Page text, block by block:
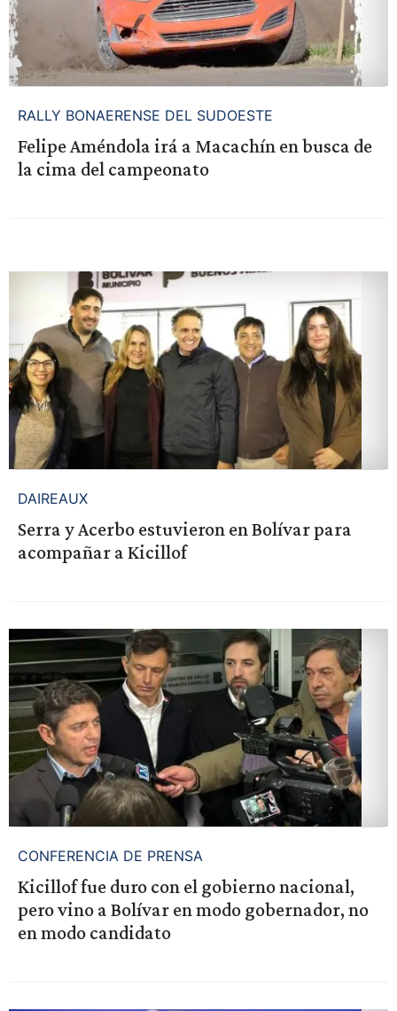
RALLY BONAERENSE DEL SUDOESTE
Felipe Améndola irá a Macachín en busca de
la cima del campeonato
DAIREAUX
Serra y Acerbo estuvieron en Bolívar para
acompañar a Kicillof
CONFERENCIA DE PRENSA
Kicillof fue duro con el gobierno nacional,
pero vino a Bolívar en modo gobernador, no
en modo candidato